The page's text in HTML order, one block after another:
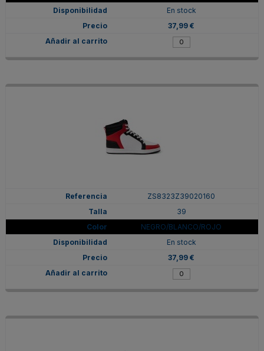
En stock
37,99 €
ZS8323Z39020160
39
NEGRO/BLANCO/ROJO
En stock
37,99 €